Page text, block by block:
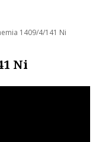
1409/4/141 Ni
Ni